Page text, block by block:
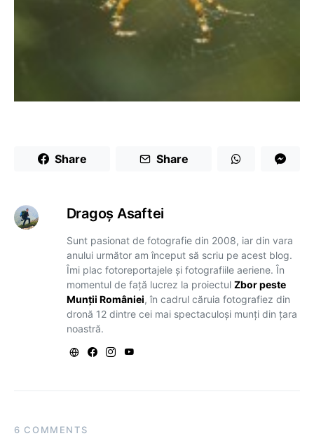
Share Share
Dragoş Asaftei
Sunt pasionat de fotografie din 2008, iar din vara
anului următor am început să scriu pe acest blog.
Îmi plac fotoreportajele și fotografiile aeriene. În
momentul de față lucrez la proiectul Zbor peste
Munții României, în cadrul căruia fotografiez din
dronă 12 dintre cei mai spectaculoși munți din țara
noastră.
6 COMMENTS